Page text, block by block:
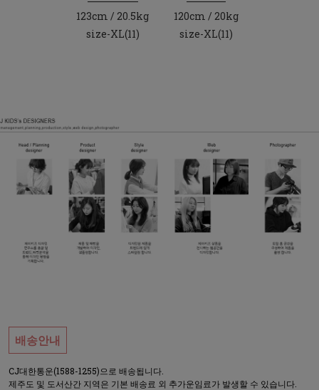
123cm / 20.5kg
size-XL(11)
120cm / 20kg
size-XL(11)
배송안내
CJ대한통운(1588-1255)으로 배송됩니다.
제주도 및 도서산간 지역은 기본 배송료 외 추가운임료가 발생할 수 있습니다.